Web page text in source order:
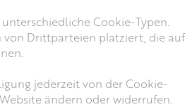
Cookie-Typen.
von Drittparteien platziert, die auf
jederzeit von der Cookie-
ändern oder widerrufen.